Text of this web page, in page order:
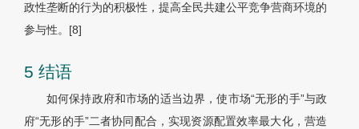
政性垄断的行为的积极性，提高全民共建公平竞争营商环境的
参与性。[8]
5 结语
如何保持政府和市场的适当边界，使市场“无形的手”与政
府“无形的手”二者协同配合，实现资源配置效率最大化，营造